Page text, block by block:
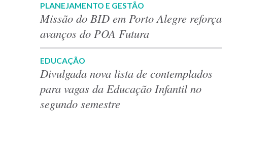
PLANEJAMENTO E GESTÃO
Missão do BID em Porto Alegre reforça
avanços do POA Futura
EDUCAÇÃO
Divulgada nova lista de contemplados
para vagas da Educação Infantil no
segundo semestre